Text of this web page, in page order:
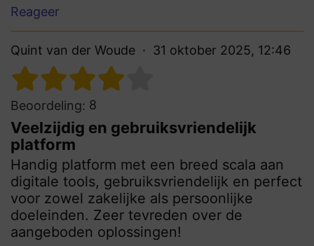
Reageer
Quint van der Woude 31 oktober 2025, 12:46
Beoordeling: 8
Veelzijdig en gebruiksvriendelijk
platform
Handig platform met een breed scala aan
digitale tools, gebruiksvriendelijk en perfect
voor zowel zakelijke als persoonlijke
doeleinden. Zeer tevreden over de
aangeboden oplossingen!